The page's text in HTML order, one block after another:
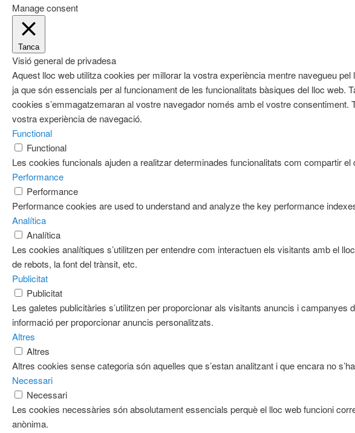
Manage consent
Tanca
Visió general de privadesa
Aquest lloc web utilitza cookies per millorar la vostra experiència mentre navegueu
ja que són essencials per al funcionament de les funcionalitats bàsiques del lloc
cookies s’emmagatzemaran al vostre navegador només amb el vostre
vostra experiència de navegació.
Functional
Functional
Les cookies funcionals ajuden a realitzar determinades funcionalitats com compartir
Performance
Performance
Performance cookies are used to understand and analyze the key performance
Analítica
Analítica
Les cookies analítiques s’utilitzen per entendre com interactuen els visitants amb el
de rebots, la font del trànsit, etc.
Publicitat
Publicitat
Les galetes publicitàries s’utilitzen per proporcionar als visitants anuncis i
informació per proporcionar anuncis personalitzats.
Altres
Altres
Altres cookies sense categoria són aquelles que s’estan analitzant i que encara no
Necessari
Necessari
Les cookies necessàries són absolutament essencials perquè el lloc web funcioni
anònima.